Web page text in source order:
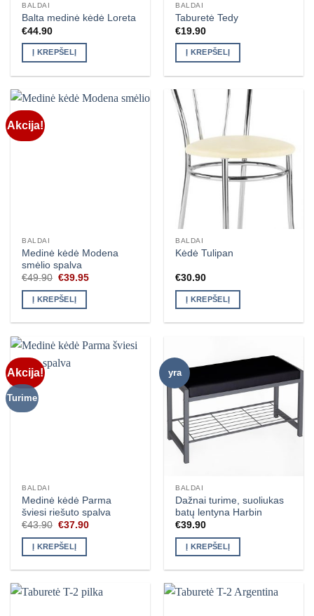
BALDAI
Balta medinė kėdė Loreta
€44.90
Į KREPŠELĮ
BALDAI
Taburetė Tedy
€19.90
Į KREPŠELĮ
Akcija!
BALDAI
Medinė kėdė Modena
smėlio spalva
€49.90 Original
was:
€49.90.
€39.95Current
Į KREPŠELĮ
BALDAI
Kėdė Tulipan
€30.90
Į KREPŠELĮ
Akcija!
Turime
BALDAI
Medinė kėdė Parma
šviesi riešuto spalva
€43.90 Original
was:
€43.90.
€37.90Current
Į KREPŠELĮ
yra
BALDAI
Dažnai turime, suoliukas
batų lentyna Harbin
€39.90
Į KREPŠELĮ